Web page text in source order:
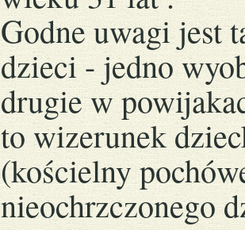
Godne uwagi jest
dzieci - jedno
drugie w
to wizerunek
(kościelny
nieochrzczonego